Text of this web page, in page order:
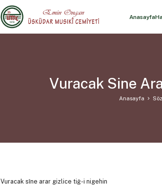
Anasayfa
Vuracak Sine
Anasayfa
Vuracak sîne arar gizlice tiğ-i nigehin